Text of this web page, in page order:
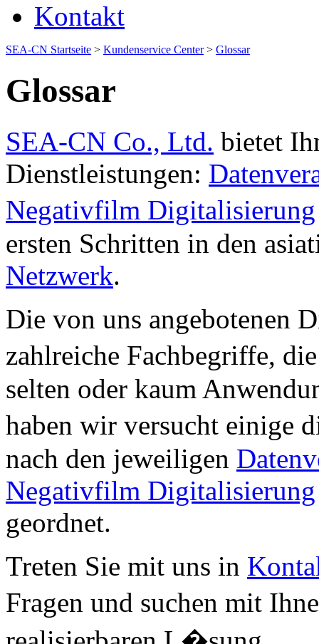
Kontakt
SEA-CN Startseite > Kundenservice Center> Glossar
Glossar
SEA-CN Co., Ltd. bietet
Dienstleistungen:
Negativfilm Digitalisierung
ersten Schritten in den
Netzwerk.
Die von uns angebotenen
zahlreiche Fachbegriffe,
selten oder kaum
haben wir versucht einige
nach den jeweiligen
Negativfilm Digitalisierung
geordnet.
Treten Sie mit uns in
Fragen und suchen mit